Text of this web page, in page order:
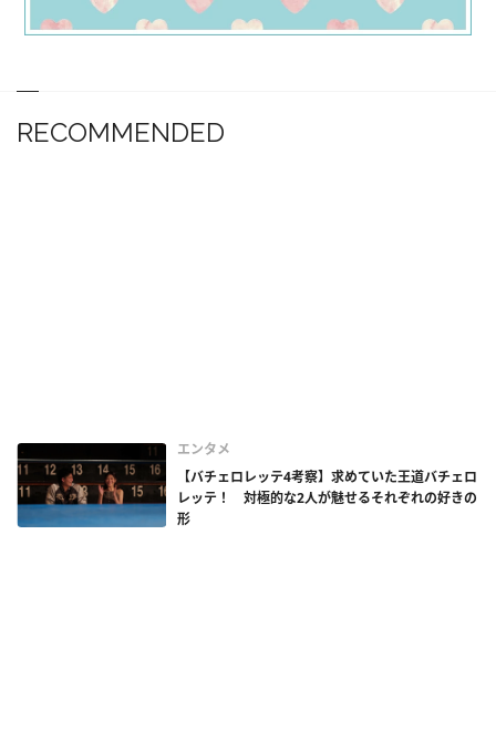
RECOMMENDED
エンタメ
【バチェロレッテ4考察】求めていた王道バチェロ
レッテ！ 対極的な2人が魅せるそれぞれの好きの
形